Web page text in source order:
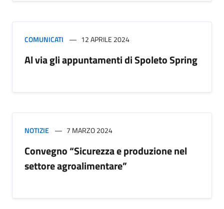
COMUNICATI 12 APRILE 2024
Al via gli appuntamenti di Spoleto Spring
NOTIZIE 7 MARZO 2024
Convegno “Sicurezza e produzione nel
settore agroalimentare”